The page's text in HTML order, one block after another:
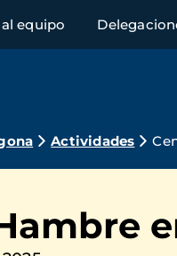
equipo
Actividades